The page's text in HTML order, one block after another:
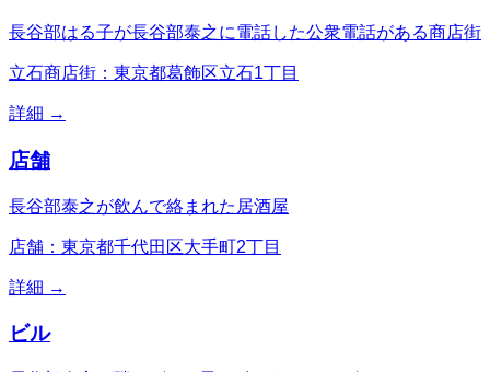
長谷部はる子が長谷部泰之に電話した公衆電話がある商店街
立石商店街：東京都葛飾区立石1丁目
詳細 →
店舗
長谷部泰之が飲んで絡まれた居酒屋
店舗：東京都千代田区大手町2丁目
詳細 →
ビル